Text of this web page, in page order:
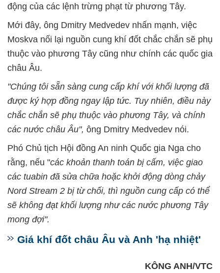
động của các lệnh trừng phạt từ phương Tây.
Mới đây, ông Dmitry Medvedev nhấn mạnh, việc
Moskva nối lại nguồn cung khí đốt chắc chắn sẽ phụ
thuộc vào phương Tây cũng như chính các quốc gia
châu Âu.
"Chúng tôi sẵn sàng cung cấp khí với khối lượng đã
được ký hợp đồng ngay lập tức. Tuy nhiên, điều này
chắc chắn sẽ phụ thuộc vào phương Tây, và chính
các nước châu Âu", ông Dmitry Medvedev nói.
Phó Chủ tịch Hội đồng An ninh Quốc gia Nga cho
rằng, nếu "các khoản thanh toán bị cấm, việc giao
các tuabin đã sửa chữa hoặc khởi động dòng chảy
Nord Stream 2 bị từ chối, thì nguồn cung cấp có thể
sẽ không đạt khối lượng như các nước phương Tây
mong đợi".
Giá khí đốt châu Âu và Anh 'hạ nhiệt'
KÔNG ANH/VTC